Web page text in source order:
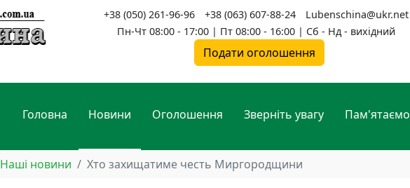
+38 (050) 261-96-96 +38 (063) 607-88-24
Lubenschina@ukr.net
Пн-Чт 08:00 - 17:00 | Пт 08:00 - 16:00 | Сб - Нд - вихідний
Подати оголошення
Головна Новини Оголошення Зверніть увагу Пам'ятаємо
Наші новини Хто захищатиме честь Миргородщини